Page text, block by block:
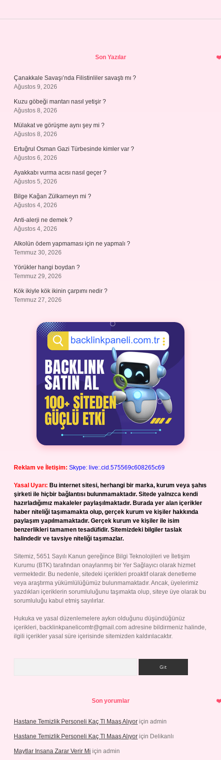
Son Yazılar
Çanakkale Savaşı’nda Filistinliler savaştı mı ?
Ağustos 9, 2026
Kuzu göbeği mantarı nasıl yetişir ?
Ağustos 8, 2026
Mülakat ve görüşme aynı şey mi ?
Ağustos 8, 2026
Ertuğrul Osman Gazi Türbesinde kimler var ?
Ağustos 6, 2026
Ayakkabı vurma acısı nasıl geçer ?
Ağustos 5, 2026
Bilge Kağan Zülkarneyn mi ?
Ağustos 4, 2026
Anti-alerji ne demek ?
Ağustos 4, 2026
Alkolün ödem yapmaması için ne yapmalı ?
Temmuz 30, 2026
Yörükler hangi boydan ?
Temmuz 29, 2026
Kök ikiyle kök ikinin çarpımı nedir ?
Temmuz 27, 2026
Reklam ve İletişim: Skype: live:.cid.575569c608265c69
Yasal Uyarı: Bu internet sitesi, herhangi bir marka, kurum veya şahıs
şirketi ile hiçbir bağlantısı bulunmamaktadır. Sitede yalnızca kendi
hazırladığımız makaleler paylaşılmaktadır. Burada yer alan içerikler
haber niteliği taşımamakta olup, gerçek kurum ve kişiler hakkında
paylaşım yapılmamaktadır. Gerçek kurum ve kişiler ile isim
benzerlikleri tamamen tesadüfidir. Sitemizdeki bilgiler taslak
halindedir ve tavsiye niteliği taşımazlar.
Sitemiz, 5651 Sayılı Kanun gereğince Bilgi Teknolojileri ve İletişim
Kurumu (BTK) tarafından onaylanmış bir Yer Sağlayıcı olarak hizmet
vermektedir. Bu nedenle, sitedeki içerikleri proaktif olarak denetleme
veya araştırma yükümlülüğümüz bulunmamaktadır. Ancak, üyelerimiz
yazdıkları içeriklerin sorumluluğunu taşımakta olup, siteye üye olarak bu
sorumluluğu kabul etmiş sayılırlar.
Hukuka ve yasal düzenlemelere aykırı olduğunu düşündüğünüz
içerikleri, backlinkpanelicomtr@gmail.com adresine bildirmeniz halinde,
ilgili içerikler yasal süre içerisinde sitemizden kaldırılacaktır.
Son yorumlar
Hastane Temizlik Personeli Kaç Tl Maaş Alıyor için admin
Hastane Temizlik Personeli Kaç Tl Maaş Alıyor için Delikanlı
Maytlar Insana Zarar Verir Mi için admin